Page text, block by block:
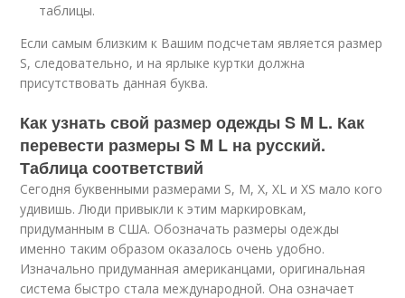
таблицы.
Если самым близким к Вашим подсчетам является размер
S, следовательно, и на ярлыке куртки должна
присутствовать данная буква.
Как узнать свой размер одежды S M L. Как
перевести размеры S M L на русский.
Таблица соответствий
Сегодня буквенными размерами S, M, X, XL и XS мало кого
удивишь. Люди привыкли к этим маркировкам,
придуманным в США. Обозначать размеры одежды
именно таким образом оказалось очень удобно.
Изначально придуманная американцами, оригинальная
система быстро стала международной. Она означает